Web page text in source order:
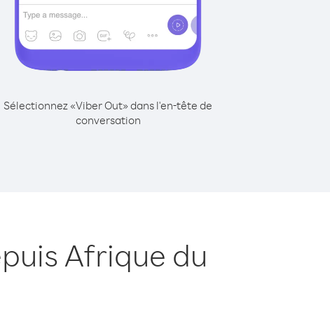
Sélectionnez «Viber Out» dans l'en-tête de
conversation
Afrique du